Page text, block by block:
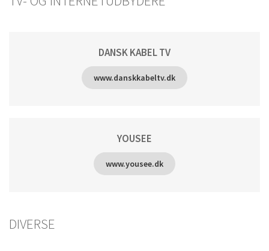
DANSK KABEL TV
www.danskkabeltv.dk
YOUSEE
www.yousee.dk
DIVERSE